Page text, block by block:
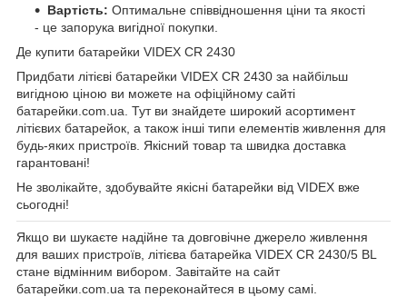
Вартість: Оптимальне співвідношення ціни та якості
- це запорука вигідної покупки.
Де купити батарейки VIDEX CR 2430
Придбати літієві батарейки VIDEX CR 2430 за найбільш
вигідною ціною ви можете на офіційному сайті
батарейки.com.ua . Тут ви знайдете широкий асортимент
літієвих батарейок, а також інші типи елементів живлення для
будь-яких пристроїв. Якісний товар та швидка доставка
гарантовані!
Не зволікайте, здобувайте якісні батарейки від VIDEX вже
сьогодні!
Якщо ви шукаєте надійне та довговічне джерело живлення
для ваших пристроїв, літієва батарейка VIDEX CR 2430/5 BL
стане відмінним вибором. Завітайте на сайт
батарейки.com.ua та переконайтеся в цьому самі.